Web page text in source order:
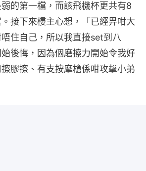
的第一檔，而該飛機杯更共有8
接下來樓主心想，「已經畀咁大
住自己，所以我直接set到八
後悔，因為個磨擦力開始令我好
膠擦、有支按摩槍係咁攻擊小弟